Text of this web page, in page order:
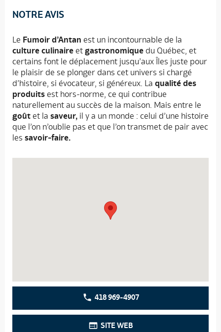
NOTRE AVIS
Le Fumoir d’Antan est un incontournable de la
culture culinaire et gastronomique du Québec, et
certains font le déplacement jusqu’aux Îles juste pour
le plaisir de se plonger dans cet univers si chargé
d’histoire, si évocateur, si généreux. La qualité des
produits est hors-norme, ce qui contribue
naturellement au succès de la maison. Mais entre le
goût et la saveur, il y a un monde : celui d’une histoire
que l’on n’oublie pas et que l’on transmet de pair avec
les savoir-faire.
418 969-4907
SITE WEB